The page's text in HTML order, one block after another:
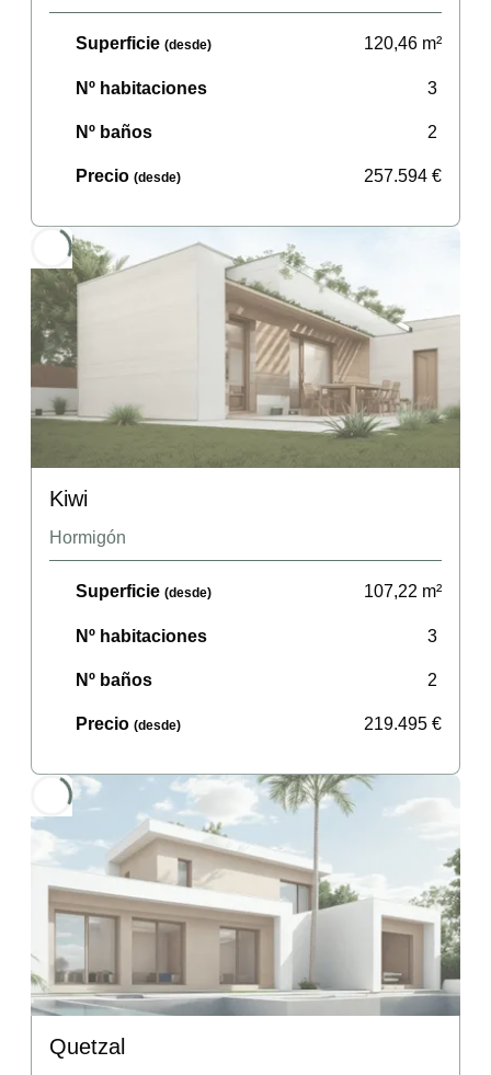
Superficie (desde) 120,46 m²
Nº habitaciones 3
Nº baños 2
Precio (desde) 257.594 €
Kiwi
Hormigón
Superficie (desde) 107,22 m²
Nº habitaciones 3
Nº baños 2
Precio (desde) 219.495 €
Quetzal